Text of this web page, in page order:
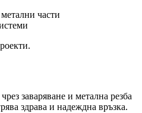
части
заваряване и метална резба
здрава и надеждна връзка.